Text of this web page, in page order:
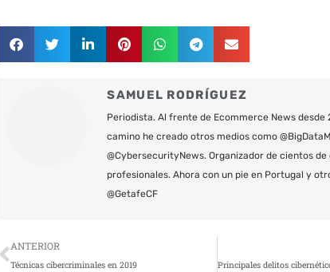
SAMUEL RODRÍGUEZ
Periodista. Al frente de Ecommerce News desde
camino he creado otros medios como
@CybersecurityNews. Organizador de cientos
profesionales. Ahora con un pie en Portugal y
@GetafeCF
Ant
ANTERIOR
Técnicas cibercriminales en 2019